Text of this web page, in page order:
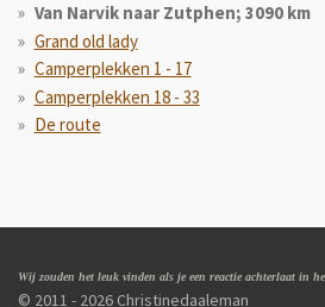
Van Narvik naar Zutphen; 3090 km
Grand old lady
Camperplekken 1 - 17
Camperplekken 18 - 33
De route
Wij zouden het leuk vinden als je een reactie achterlaat in
© 2011 - 2026 Christinedaaleman